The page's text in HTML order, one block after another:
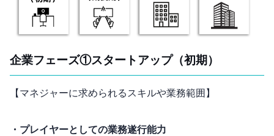
企業フェーズ① スタートアップ（初期）
【マネジャーに求められるスキルや業務範囲】
・プレイヤーとしての業務遂行能力